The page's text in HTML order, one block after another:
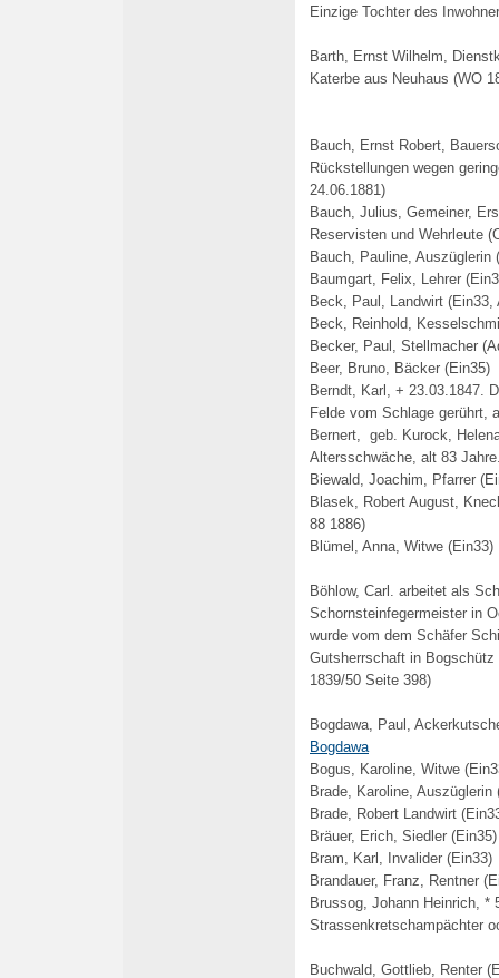
Einzige Tochter des
Barth, Ernst Wilhelm,
Katerbe aus Neuhaus (WO
Bauch, Ernst Robert,
Rückstellungen wegen
24.06.1881)
Bauch, Julius, Gemeiner, E
Reservisten und Wehrleute
Bauch, Pauline, Auszüglerin
Baumgart, Felix, Lehrer
Beck, Paul, Landwirt
Beck, Reinhold,
Becker, Paul, Stellmacher
Beer, Bruno, Bäcker (Ein35)
Berndt, Karl, + 23.03.1847.
Felde vom Schlage gerührt,
Bernert, geb. Kurock,
Altersschwäche, alt 83
Biewald, Joachim, Pfarrer
Blasek, Robert August,
88 1886)
Blümel, Anna, Witwe (Ein33)
Böhlow, Carl. arbeitet als
Schornsteinfegermeister in
wurde vom dem Schäfer
Gutsherrschaft in
1839/50 Seite 398)
Bogdawa, Paul,
Bogdawa
Bogus, Karoline, Witwe
Brade, Karoline, Auszüglerin
Brade, Robert Landwirt
Bräuer, Erich, Siedler (Ein35)
Bram, Karl, Invalider (Ein33)
Brandauer, Franz, Rentner
Brussog, Johann Heinrich, *
Strassenkretschampächter
Buchwald, Gottlieb, Renter